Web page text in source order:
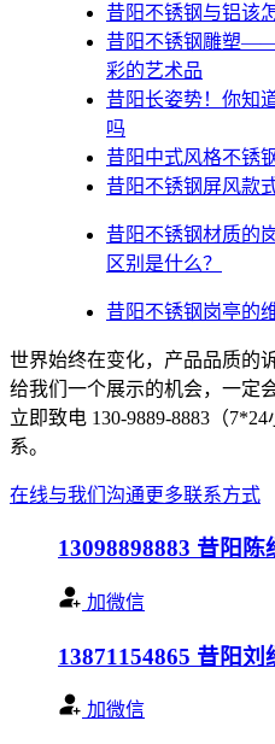
昔阳不锈钢与铝该
昔阳不锈钢雕塑
彩的艺术品
昔阳​长姿势！你知
吗
昔阳中式风格不锈
昔阳不锈钢屏风款
昔阳不锈钢材质的
区别是什么？
昔阳不锈钢岗亭的
世界始终在变化，产品品质的
给我们一个展示的机会，一定
立即致电 130-9889-8883（
系。
在线与我们沟通更多联系方式
13098898883 昔阳陈
加微信
13871154865 昔阳刘
加微信